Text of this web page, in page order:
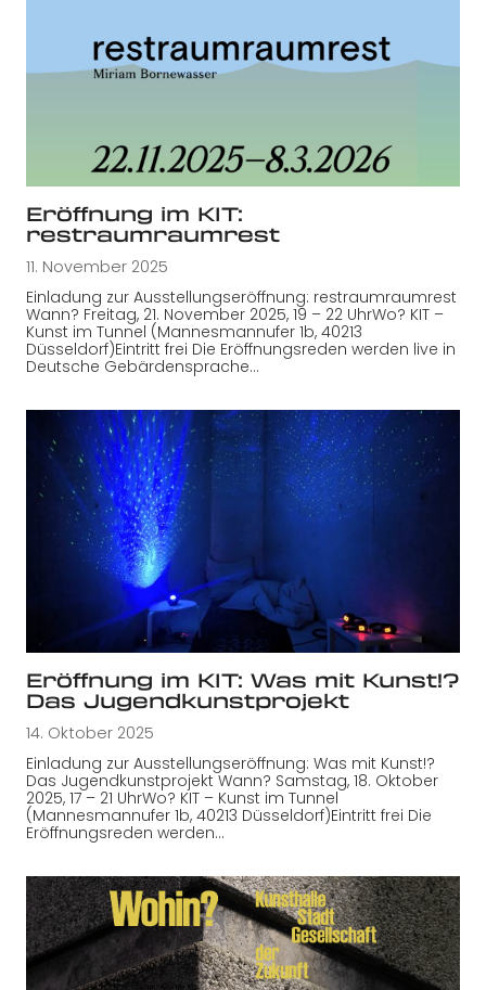
Eröffnung im KIT:
restraumraumrest
11. November 2025
Einladung zur Ausstellungseröffnung: restraumraumrest
Wann? Freitag, 21. November 2025, 19 – 22 UhrWo? KIT –
Kunst im Tunnel (Mannesmannufer 1b, 40213
Düsseldorf)Eintritt frei Die Eröffnungsreden werden live in
Deutsche Gebärdensprache…
Eröffnung im KIT: Was mit Kunst!?
Das Jugendkunstprojekt
14. Oktober 2025
Einladung zur Ausstellungseröffnung: Was mit Kunst!?
Das Jugendkunstprojekt Wann? Samstag, 18. Oktober
2025, 17 – 21 UhrWo? KIT – Kunst im Tunnel
(Mannesmannufer 1b, 40213 Düsseldorf)Eintritt frei Die
Eröffnungsreden werden…